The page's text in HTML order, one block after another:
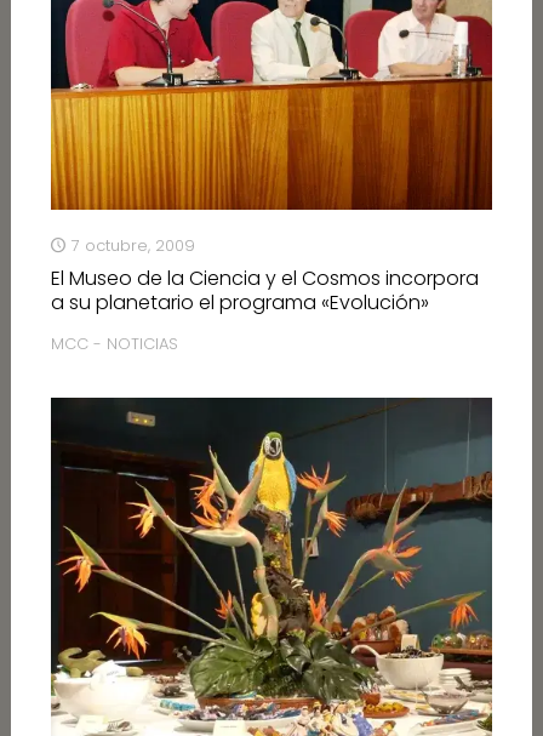
7 octubre, 2009
El Museo de la Ciencia y el Cosmos incorpora
a su planetario el programa «Evolución»
MCC - NOTICIAS